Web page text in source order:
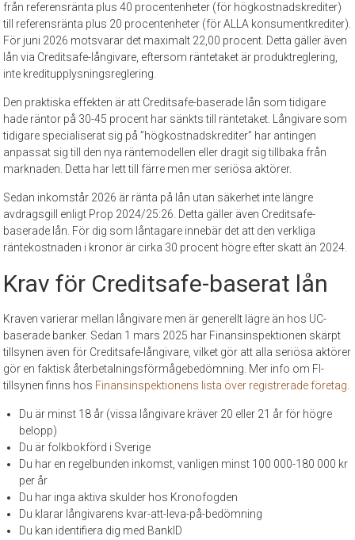
från referensränta plus 40 procentenheter (för högkostnadskrediter)
till referensränta plus 20 procentenheter (för ALLA konsumentkrediter).
För juni 2026 motsvarar det maximalt 22,00 procent. Detta gäller även
lån via Creditsafe-långivare, eftersom räntetaket är produktreglering,
inte kreditupplysningsreglering.
Den praktiska effekten är att Creditsafe-baserade lån som tidigare
hade räntor på 30-45 procent har sänkts till räntetaket. Långivare som
tidigare specialiserat sig på ”högkostnadskrediter” har antingen
anpassat sig till den nya räntemodellen eller dragit sig tillbaka från
marknaden. Detta har lett till färre men mer seriösa aktörer.
Sedan inkomstår 2026 är ränta på lån utan säkerhet inte längre
avdragsgill enligt Prop 2024/25:26. Detta gäller även Creditsafe-
baserade lån. För dig som låntagare innebär det att den verkliga
räntekostnaden i kronor är cirka 30 procent högre efter skatt än 2024.
Krav för Creditsafe-baserat lån
Kraven varierar mellan långivare men är generellt lägre än hos UC-
baserade banker. Sedan 1 mars 2025 har Finansinspektionen skärpt
tillsynen även för Creditsafe-långivare, vilket gör att alla seriösa aktörer
gör en faktisk återbetalningsförmågebedömning. Mer info om FI-
tillsynen finns hos Finansinspektionens lista över registrerade företag.
Du är minst 18 år (vissa långivare kräver 20 eller 21 år för högre
belopp)
Du är folkbokförd i Sverige
Du har en regelbunden inkomst, vanligen minst 100 000-180 000 kr
per år
Du har inga aktiva skulder hos Kronofogden
Du klarar långivarens kvar-att-leva-på-bedömning
Du kan identifiera dig med BankID